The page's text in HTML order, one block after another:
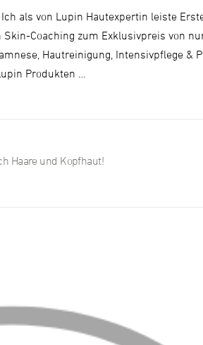
als von Lupin Hautexpertin leiste
Coaching zum Exklusivpreis von
Hautreinigung, Intensivpflege &
Produkten …
Haare und Kopfhaut!